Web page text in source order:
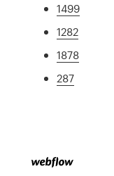
1499
1282
1878
287